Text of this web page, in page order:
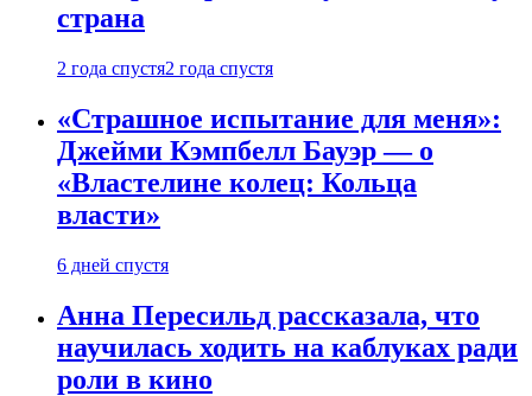
страна
2 года спустя2 года спустя
«Страшное испытание для меня»:
Джейми Кэмпбелл Бауэр — о
«Властелине колец: Кольца
власти»
6 дней спустя
Анна Пересильд рассказала, что
научилась ходить на каблуках ради
роли в кино